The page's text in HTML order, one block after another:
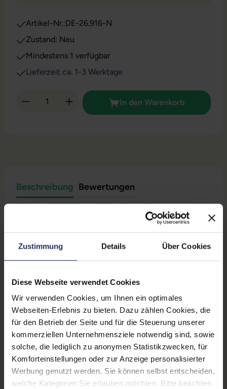
Zustimmung Details Über Cookies
Diese Webseite verwendet Cookies
Wir verwenden Cookies, um Ihnen ein optimales
Webseiten-Erlebnis zu bieten. Dazu zählen Cookies, die
für den Betrieb der Seite und für die Steuerung unserer
kommerziellen Unternehmensziele notwendig sind, sowie
solche, die lediglich zu anonymen Statistikzwecken, für
Komforteinstellungen oder zur Anzeige personalisierter
Werbung genutzt werden. Sie können selbst entscheiden,
welche Kategorien Sie erlauben möchten. Bitte beachten
Artikel-Nr.:DE-26.916-N
Zustand: Neu
Mindestens 1 verfügbar
Lieferzeit ca. 1-3 Werktage
Produkt Anzahl: Gib den gewünschten
In den Warenkorb
Beschreibung Bewertungen
Sicherheit & Herstellerinformationen
Technische Daten
Kabellänge: 1,83 m
Produkttyp: Sicherungskabel
Material: Karbonstahl
Partnerprogramm: Nein
Zustand: Neu